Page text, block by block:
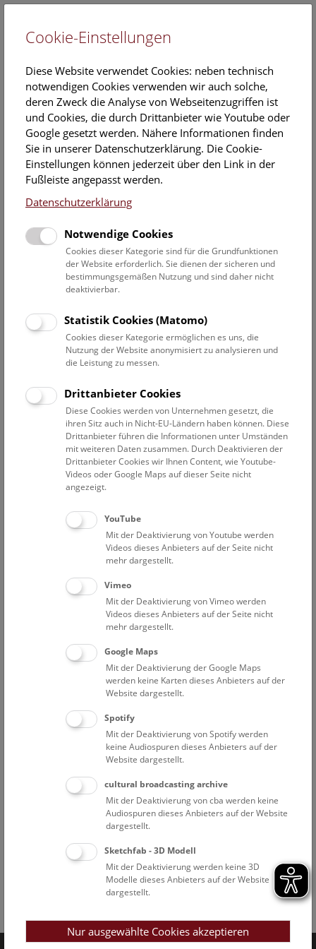
EN
Veranstaltungskalender
Informationen zu Gruppen,- Kindergarten- und
Schulprogrammen finden Siehier
Datumsfilter
16.12.2019
Datum auswählen
Erweiterte Suche
Filter zurücksetzen
16. Dezember 2019
Bisher keine Ergebnisse. Dienstags ist das NHM Wien
in der Regel geschlossen. Ausnahmen finden sie
Eine Nacht im Museum
Cookie-Einstellungen
Diese Website verwendet Cookies: neben technisch
notwendigen Cookies verwenden wir auch solche,
deren Zweck die Analyse von Webseitenzugriffen ist
und Cookies, die durch Drittanbieter wie Youtube oder
Google gesetzt werden. Nähere Informationen finden
Sie in unserer Datenschutzerklärung. Die Cookie-
Einstellungen können jederzeit über den Link in der
Fußleiste angepasst werden.
Datenschutzerklärung
Notwendige Cookies
Cookies dieser Kategorie sind für die Grundfunktionen
der Website erforderlich. Sie dienen der sicheren und
bestimmungsgemäßen Nutzung und sind daher nicht
deaktivierbar.
Statistik Cookies (Matomo)
Cookies dieser Kategorie ermöglichen es uns, die
Nutzung der Website anonymisiert zu analysieren und
die Leistung zu messen.
Drittanbieter Cookies
Diese Cookies werden von Unternehmen gesetzt, die
ihren Sitz auch in Nicht-EU-Ländern haben können. Diese
Drittanbieter führen die Informationen unter Umständen
mit weiteren Daten zusammen. Durch Deaktivieren der
Drittanbieter Cookies wir Ihnen Content, wie Youtube-
Videos oder Google Maps auf dieser Seite nicht
angezeigt.
YouTube
Mit der Deaktivierung von Youtube werden
Videos dieses Anbieters auf der Seite nicht
mehr dargestellt.
Vimeo
Mit der Deaktivierung von Vimeo werden
Videos dieses Anbieters auf der Seite nicht
mehr dargestellt.
Google Maps
Mit der Deaktivierung der Google Maps
werden keine Karten dieses Anbieters auf der
Website dargestellt.
Spotify
Mit der Deaktivierung von Spotify werden
keine Audiospuren dieses Anbieters auf der
Website dargestellt.
cultural broadcasting archive
Mit der Deaktivierung von cba werden keine
Audiospuren dieses Anbieters auf der Website
dargestellt.
Sketchfab - 3D Modell
Mit der Deaktivierung werden keine 3D
Modelle dieses Anbieters auf der Website
dargestellt.
Nur ausgewählte Cookies akzeptieren